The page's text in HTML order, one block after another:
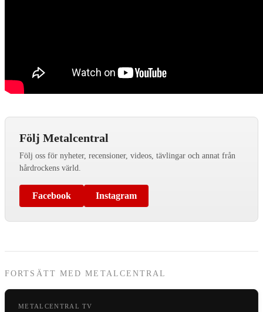
Följ Metalcentral
Följ oss för nyheter, recensioner, videos, tävlingar och annat från
hårdrockens värld.
Facebook Instagram
FORTSÄTT MED METALCENTRAL
METALCENTRAL TV